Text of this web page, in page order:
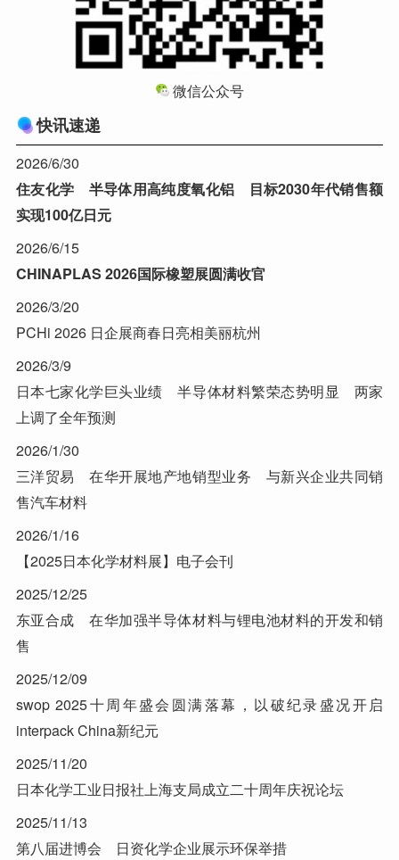
微信公众号
快讯速递
2026/6/30
住友化学 半导体用高纯度氧化铝 目标2030年代销售额
实现100亿日元
2026/6/15
CHINAPLAS 2026国际橡塑展圆满收官
2026/3/20
PCHi 2026 日企展商春日亮相美丽杭州
2026/3/9
日本七家化学巨头业绩 半导体材料繁荣态势明显 两家
上调了全年预测
2026/1/30
三洋贸易 在华开展地产地销型业务 与新兴企业共同销
售汽车材料
2026/1/16
【2025日本化学材料展】电子会刊
2025/12/25
东亚合成 在华加强半导体材料与锂电池材料的开发和销
售
2025/12/09
swop 2025十周年盛会圆满落幕，以破纪录盛况开启
interpack China新纪元
2025/11/20
日本化学工业日报社上海支局成立二十周年庆祝论坛
2025/11/13
第八届进博会 日资化学企业展示环保举措